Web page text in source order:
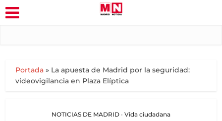
Portada » La apuesta de Madrid por la seguridad:
videovigilancia en Plaza Elíptica
NOTICIAS DE MADRID • Vida ciudadana